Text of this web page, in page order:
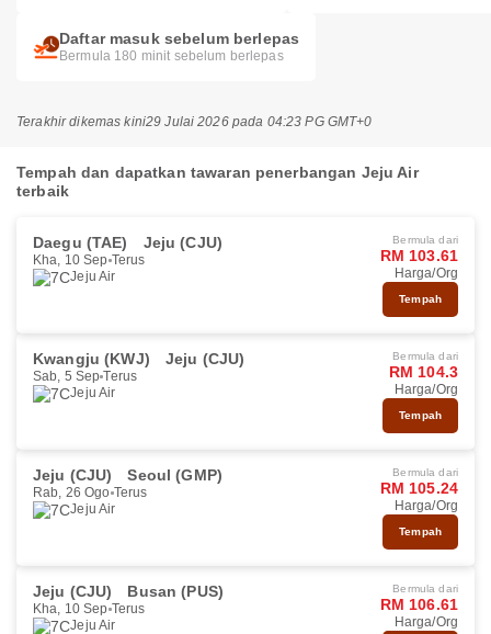
Daftar masuk sebelum berlepas
Bermula 180 minit sebelum berlepas
Terakhir dikemas kini29 Julai 2026 pada 04:23 PG GMT+0
Tempah dan dapatkan tawaran penerbangan Jeju Air
terbaik
Daegu (TAE) Jeju (CJU)
Kha, 10 Sep Terus
Jeju Air
Bermula dari
RM 103.61
Harga/Org
Tempah
Kwangju (KWJ) Jeju (CJU)
Sab, 5 Sep Terus
Jeju Air
Bermula dari
RM 104.3
Harga/Org
Tempah
Jeju (CJU) Seoul (GMP)
Rab, 26 Ogo Terus
Jeju Air
Bermula dari
RM 105.24
Harga/Org
Tempah
Jeju (CJU) Busan (PUS)
Kha, 10 Sep Terus
Jeju Air
Bermula dari
RM 106.61
Harga/Org